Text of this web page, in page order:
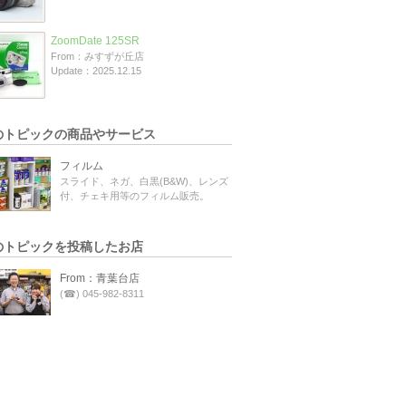
ZoomDate 125SR
From：みすずが丘店
Update：2025.12.15
トピックの商品やサービス
フィルム
スライド、ネガ、白黒(B&W)、レンズ
付、チェキ用等のフィルム販売。
トピックを投稿したお店
From：青葉台店
(☎) 045-982-8311